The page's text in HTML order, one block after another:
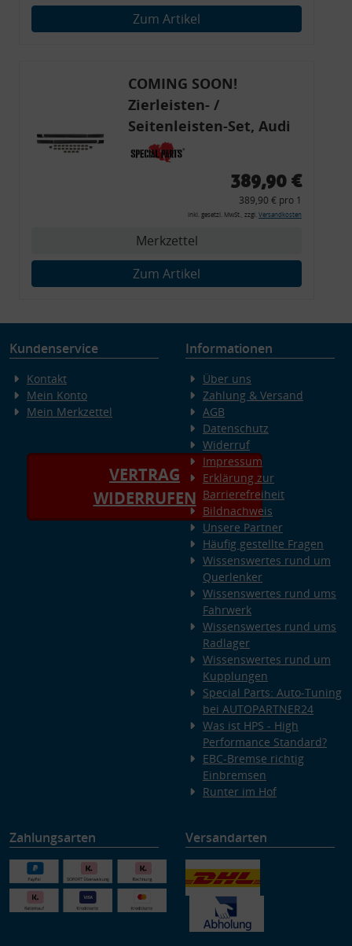
Zum Artikel
COMING SOON!
Zierleisten- /
Seitenleisten-Set, Audi
80 Cabrio, Coupe, S2, (6x
Zierleiste, 2x Kappe,
Montagewerkzeug)
389,90 €
389,90 € pro 1
inkl. gesetzl. MwSt., zzgl. Versandkosten
Merkzettel
Zum Artikel
Kundenservice
Kontakt
Mein Konto
Mein Merkzettel
VERTRAG
WIDERRUFEN
Informationen
Über uns
Zahlung & Versand
AGB
Datenschutz
Widerruf
Impressum
Erklärung zur
Barrierefreiheit
Bildnachweis
Unsere Partner
Häufig gestellte Fragen
Wissenswertes rund um
Querlenker
Wissenswertes rund ums
Fahrwerk
Wissenswertes rund ums
Radlager
Wissenswertes rund um
Kupplungen
Special Parts: Auto-Tuning
bei AUTOPARTNER24
Was ist HPS - High
Performance Standard?
EBC-Bremse richtig
Einbremsen
Runter im Hof
Zahlungsarten Versandarten
Verwendung genauer Standortdaten
Endgeräteeigenschaften zur Identifikation aktiv abfragen